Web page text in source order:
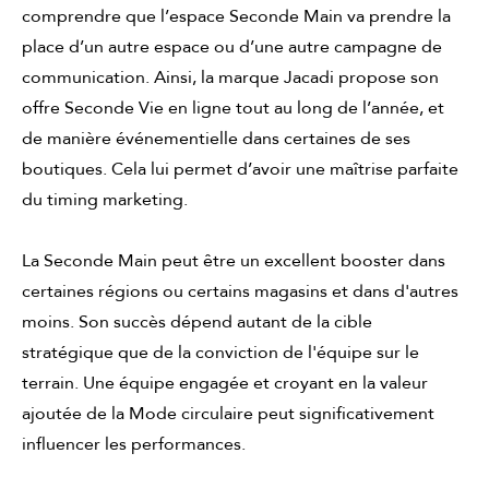
comprendre que l’espace Seconde Main va prendre la
place d’un autre espace ou d’une autre campagne de
communication. Ainsi, la marque Jacadi propose son
offre Seconde Vie en ligne tout au long de l’année, et
de manière événementielle dans certaines de ses
boutiques. Cela lui permet d’avoir une maîtrise parfaite
du timing marketing.
La Seconde Main peut être un excellent booster dans
certaines régions ou certains magasins et dans d'autres
moins. Son succès dépend autant de la cible
stratégique que de la conviction de l'équipe sur le
terrain. Une équipe engagée et croyant en la valeur
ajoutée de la Mode circulaire peut significativement
influencer les performances.